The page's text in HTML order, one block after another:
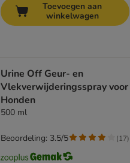
Toevoegen aan
winkelwagen
Urine Off Geur- en
Vlekverwijderingsspray voor
Honden
500 ml
Beoordeling: 3.5/5 (17)